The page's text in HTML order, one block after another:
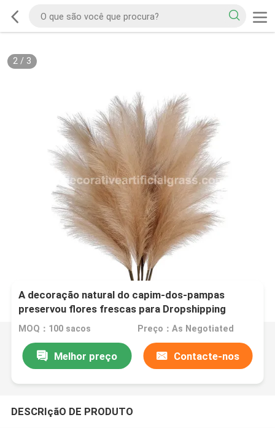
2/ 3
A decoração natural do capim-dos-pampas
preservou flores frescas para Dropshipping
MOQ：100 sacos Preço：As Negotiated
Melhor preço Contacte-nos
DESCRIçãO DE PRODUTO